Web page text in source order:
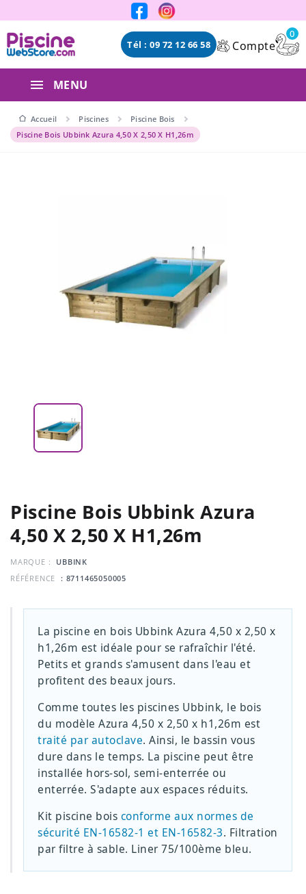
Panneau de gestion des cookies
Tél : 09 72 12 66 58 Compte
0
MENU
Accueil Piscines
Piscine Bois
Piscine Bois Ubbink Azura 4,50 X 2,50 X H1,26m
Piscine Bois Ubbink Azura
4,50 X 2,50 X H1,26m
MARQUE :
UBBINK
RÉFÉRENCE
: 8711465050005
La piscine en bois Ubbink Azura 4,50 x 2,50 x
h1,26m est idéale pour se rafraîchir l'été.
Petits et grands s'amusent dans l'eau et
profitent des beaux jours.
Comme toutes les piscines Ubbink, le bois
du modèle Azura 4,50 x 2,50 x h1,26m est
traité par autoclave. Ainsi, le bassin vous
dure dans le temps. La piscine peut être
installée hors-sol, semi-enterrée ou
enterrée. S'adapte aux espaces réduits.
Kit piscine bois conforme aux normes de
sécurité EN-16582-1 et EN-16582-3. Filtration
par filtre à sable. Liner 75/100ème bleu.